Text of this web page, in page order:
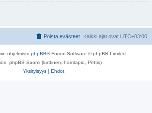
Kaikki ajat ovat UTC+03:00
Poista evästeet
ohjelmisto phpBB® Forum Software © phpBB Limited
phpBB Suomi (lurttinen, harritapio, Pettis)
Yksityisyys | Ehdot